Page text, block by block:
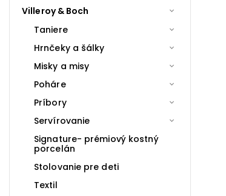
Villeroy & Boch
Taniere
Hrnčeky a šálky
Misky a misy
Poháre
Príbory
Servírovanie
Signature- prémiový kostný
porcelán
Stolovanie pre deti
Textil